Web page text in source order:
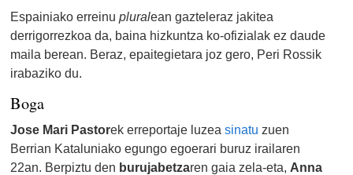
Espainiako erreinupluralean gazteleraz jakitea
derrigorrezkoa da, baina hizkuntza ko-ofizialak ez daude
maila berean. Beraz, epaitegietara joz gero, Peri Rossik
irabaziko du.
Boga
Jose Mari Pastorek erreportaje luzeasinatu zuen
Berrian Kataluniako egungo egoerari buruz irailaren
22an. Berpiztu den burujabetzaren gaia zela-eta, Anna